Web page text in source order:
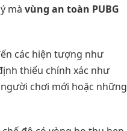
mà vùng an toàn PUBG
các hiện tượng như
thiếu chính xác như
chơi mới hoặc những